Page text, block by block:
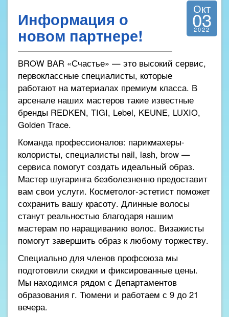
Информация о
новом партнере!
Окт
03
2022
BROW BAR «Счастье» — это высокий сервис,
первоклассные специалисты, которые
работают на материалах премиум класса. В
арсенале наших мастеров такие известные
бренды REDKEN, TIGI, Lebel, KEUNE, LUXIO,
Golden Trace.
Команда профессионалов: парикмахеры-
колористы, специалисты nail, lash, brow —
сервиса помогут создать идеальный образ.
Мастер шугаринга безболезненно предоставит
вам свои услуги. Косметолог-эстетист поможет
сохранить вашу красоту. Длинные волосы
станут реальностью благодаря нашим
мастерам по наращиванию волос. Визажисты
помогут завершить образ к любому торжеству.
Специально для членов профсоюза мы
подготовили скидки и фиксированные цены.
Мы находимся рядом с Департаментов
образования г. Тюмени и работаем с 9 до 21
вечера.